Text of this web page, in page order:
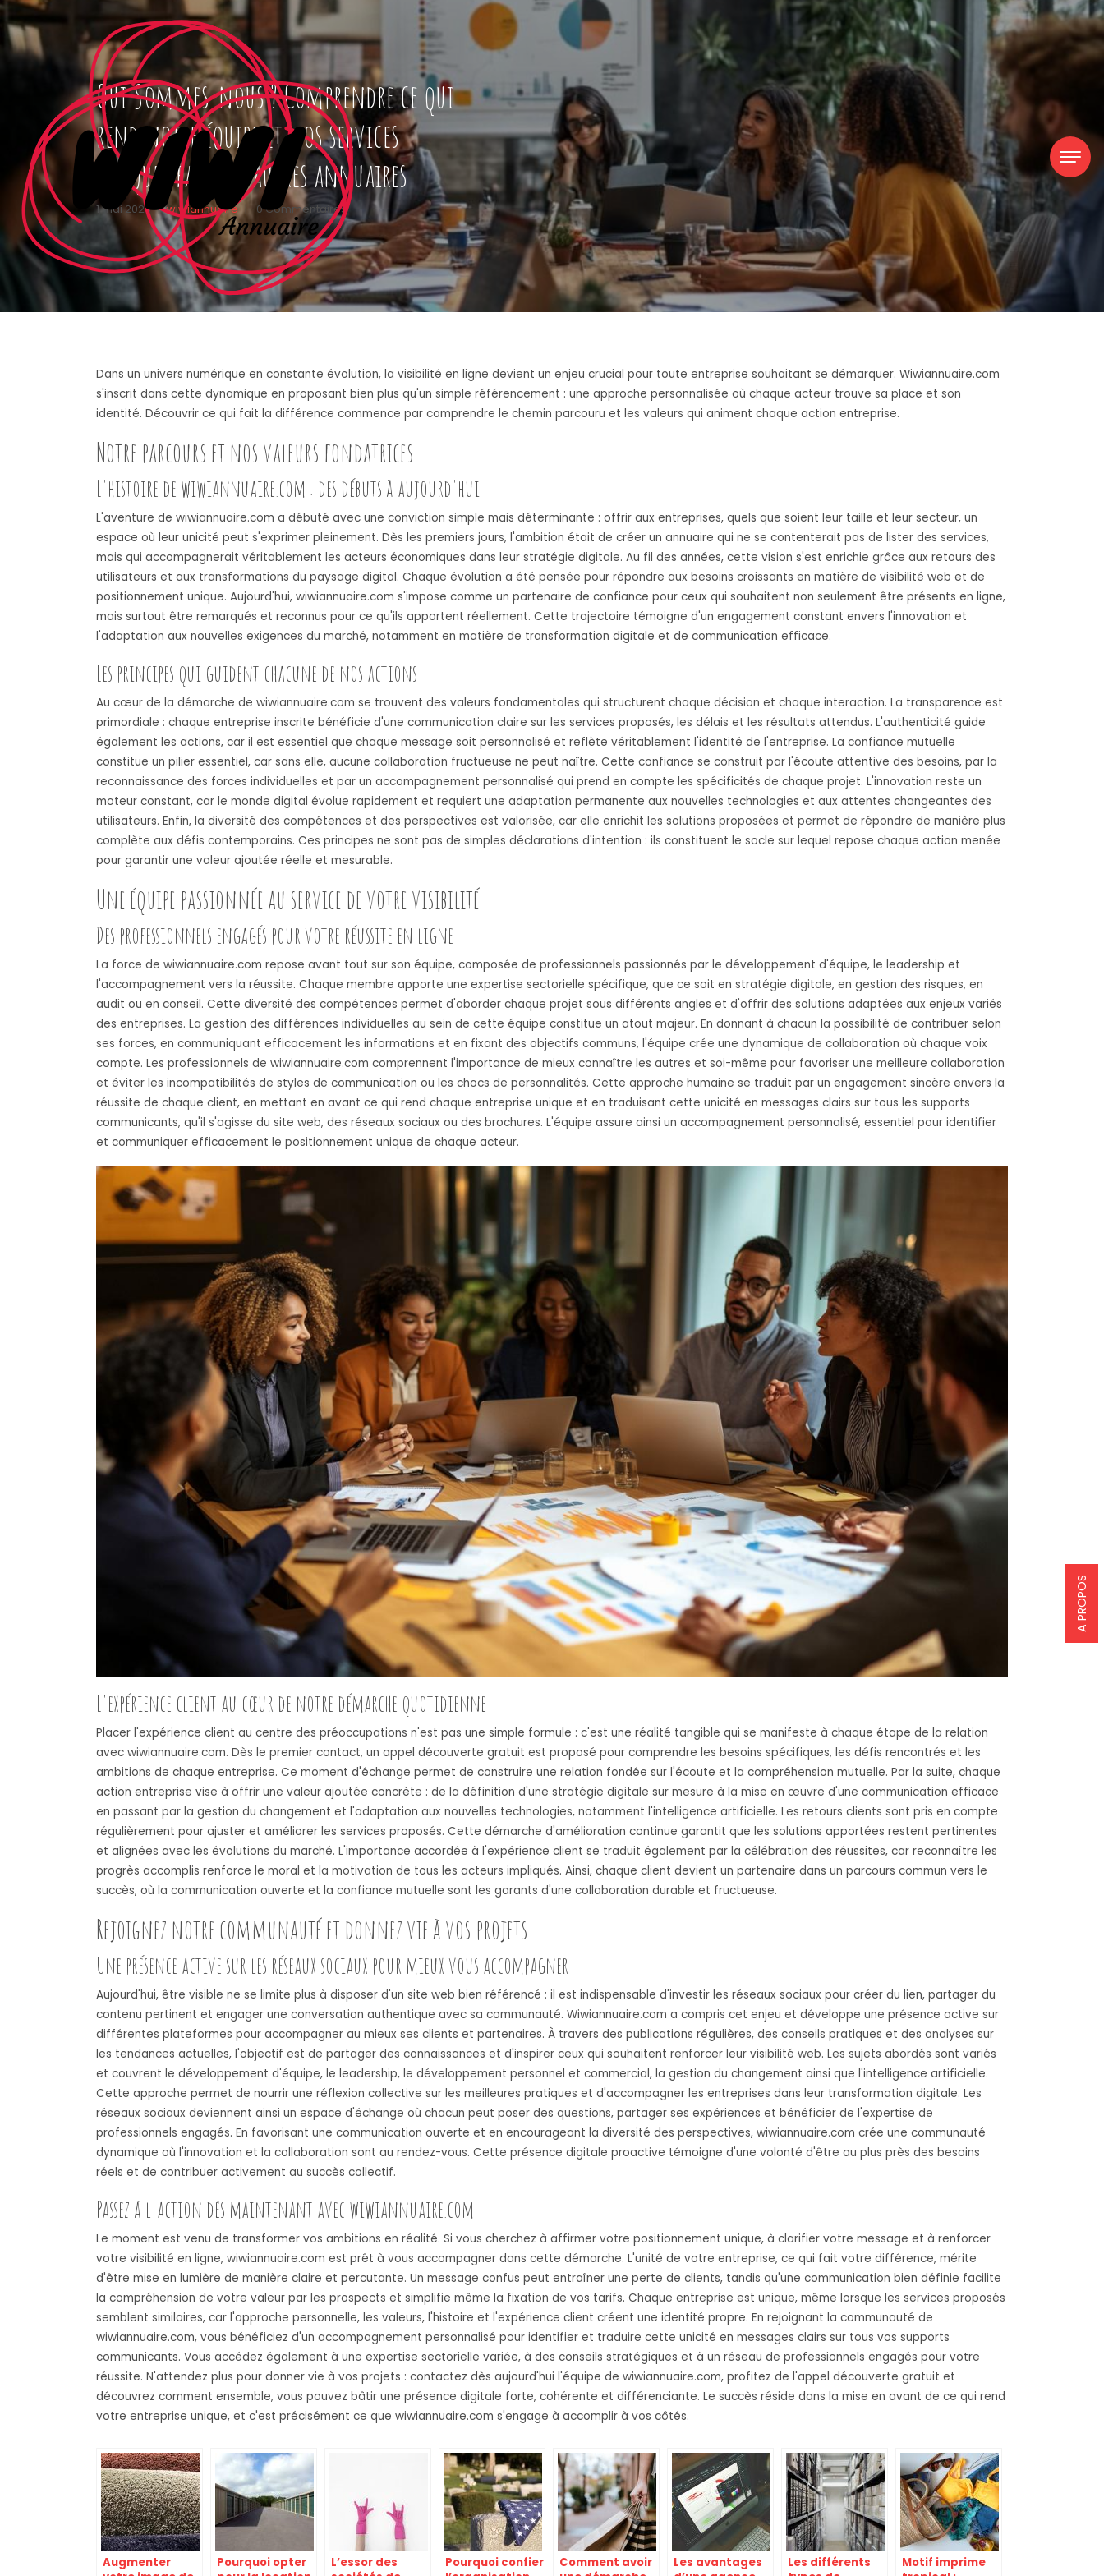
Qui Sommes-nous ? Comprendre ce qui
rend notre équipe et nos services
uniques face aux autres annuaires
1 mai 2026 | wiwiannuaire 0 Commentaires
A PROPOS
Dans un univers numérique en constante évolution, la visibilité en ligne devient un enjeu crucial pour toute entreprise souhaitant se démarquer. Wiwiannuaire.com
s'inscrit dans cette dynamique en proposant bien plus qu'un simple référencement : une approche personnalisée où chaque acteur trouve sa place et son
identité. Découvrir ce qui fait la différence commence par comprendre le chemin parcouru et les valeurs qui animent chaque action entreprise.
Notre parcours et nos valeurs fondatrices
L'histoire de wiwiannuaire.com : des débuts à aujourd'hui
L'aventure de wiwiannuaire.com a débuté avec une conviction simple mais déterminante : offrir aux entreprises, quels que soient leur taille et leur secteur, un
espace où leur unicité peut s'exprimer pleinement. Dès les premiers jours, l'ambition était de créer un annuaire qui ne se contenterait pas de lister des services,
mais qui accompagnerait véritablement les acteurs économiques dans leur stratégie digitale. Au fil des années, cette vision s'est enrichie grâce aux retours des
utilisateurs et aux transformations du paysage digital. Chaque évolution a été pensée pour répondre aux besoins croissants en matière de visibilité web et de
positionnement unique. Aujourd'hui, wiwiannuaire.com s'impose comme un partenaire de confiance pour ceux qui souhaitent non seulement être présents en ligne,
mais surtout être remarqués et reconnus pour ce qu'ils apportent réellement. Cette trajectoire témoigne d'un engagement constant envers l'innovation et
l'adaptation aux nouvelles exigences du marché, notamment en matière de transformation digitale et de communication efficace.
Les principes qui guident chacune de nos actions
Au cœur de la démarche de wiwiannuaire.com se trouvent des valeurs fondamentales qui structurent chaque décision et chaque interaction. La transparence est
primordiale : chaque entreprise inscrite bénéficie d'une communication claire sur les services proposés, les délais et les résultats attendus. L'authenticité guide
également les actions, car il est essentiel que chaque message soit personnalisé et reflète véritablement l'identité de l'entreprise. La confiance mutuelle
constitue un pilier essentiel, car sans elle, aucune collaboration fructueuse ne peut naître. Cette confiance se construit par l'écoute attentive des besoins, par la
reconnaissance des forces individuelles et par un accompagnement personnalisé qui prend en compte les spécificités de chaque projet. L'innovation reste un
moteur constant, car le monde digital évolue rapidement et requiert une adaptation permanente aux nouvelles technologies et aux attentes changeantes des
utilisateurs. Enfin, la diversité des compétences et des perspectives est valorisée, car elle enrichit les solutions proposées et permet de répondre de manière plus
complète aux défis contemporains. Ces principes ne sont pas de simples déclarations d'intention : ils constituent le socle sur lequel repose chaque action menée
pour garantir une valeur ajoutée réelle et mesurable.
Une équipe passionnée au service de votre visibilité
Des professionnels engagés pour votre réussite en ligne
La force de wiwiannuaire.com repose avant tout sur son équipe, composée de professionnels passionnés par le développement d'équipe, le leadership et
l'accompagnement vers la réussite. Chaque membre apporte une expertise sectorielle spécifique, que ce soit en stratégie digitale, en gestion des risques, en
audit ou en conseil. Cette diversité des compétences permet d'aborder chaque projet sous différents angles et d'offrir des solutions adaptées aux enjeux variés
des entreprises. La gestion des différences individuelles au sein de cette équipe constitue un atout majeur. En donnant à chacun la possibilité de contribuer selon
ses forces, en communiquant efficacement les informations et en fixant des objectifs communs, l'équipe crée une dynamique de collaboration où chaque voix
compte. Les professionnels de wiwiannuaire.com comprennent l'importance de mieux connaître les autres et soi-même pour favoriser une meilleure collaboration
et éviter les incompatibilités de styles de communication ou les chocs de personnalités. Cette approche humaine se traduit par un engagement sincère envers la
réussite de chaque client, en mettant en avant ce qui rend chaque entreprise unique et en traduisant cette unicité en messages clairs sur tous les supports
communicants, qu'il s'agisse du site web, des réseaux sociaux ou des brochures. L'équipe assure ainsi un accompagnement personnalisé, essentiel pour identifier
et communiquer efficacement le positionnement unique de chaque acteur.
L'expérience client au cœur de notre démarche quotidienne
Placer l'expérience client au centre des préoccupations n'est pas une simple formule : c'est une réalité tangible qui se manifeste à chaque étape de la relation
avec wiwiannuaire.com. Dès le premier contact, un appel découverte gratuit est proposé pour comprendre les besoins spécifiques, les défis rencontrés et les
ambitions de chaque entreprise. Ce moment d'échange permet de construire une relation fondée sur l'écoute et la compréhension mutuelle. Par la suite, chaque
action entreprise vise à offrir une valeur ajoutée concrète : de la définition d'une stratégie digitale sur mesure à la mise en œuvre d'une communication efficace
en passant par la gestion du changement et l'adaptation aux nouvelles technologies, notamment l'intelligence artificielle. Les retours clients sont pris en compte
régulièrement pour ajuster et améliorer les services proposés. Cette démarche d'amélioration continue garantit que les solutions apportées restent pertinentes
et alignées avec les évolutions du marché. L'importance accordée à l'expérience client se traduit également par la célébration des réussites, car reconnaître les
progrès accomplis renforce le moral et la motivation de tous les acteurs impliqués. Ainsi, chaque client devient un partenaire dans un parcours commun vers le
succès, où la communication ouverte et la confiance mutuelle sont les garants d'une collaboration durable et fructueuse.
Rejoignez notre communauté et donnez vie à vos projets
Une présence active sur les réseaux sociaux pour mieux vous accompagner
Aujourd'hui, être visible ne se limite plus à disposer d'un site web bien référencé : il est indispensable d'investir les réseaux sociaux pour créer du lien, partager du
contenu pertinent et engager une conversation authentique avec sa communauté. Wiwiannuaire.com a compris cet enjeu et développe une présence active sur
différentes plateformes pour accompagner au mieux ses clients et partenaires. À travers des publications régulières, des conseils pratiques et des analyses sur
les tendances actuelles, l'objectif est de partager des connaissances et d'inspirer ceux qui souhaitent renforcer leur visibilité web. Les sujets abordés sont variés
et couvrent le développement d'équipe, le leadership, le développement personnel et commercial, la gestion du changement ainsi que l'intelligence artificielle.
Cette approche permet de nourrir une réflexion collective sur les meilleures pratiques et d'accompagner les entreprises dans leur transformation digitale. Les
réseaux sociaux deviennent ainsi un espace d'échange où chacun peut poser des questions, partager ses expériences et bénéficier de l'expertise de
professionnels engagés. En favorisant une communication ouverte et en encourageant la diversité des perspectives, wiwiannuaire.com crée une communauté
dynamique où l'innovation et la collaboration sont au rendez-vous. Cette présence digitale proactive témoigne d'une volonté d'être au plus près des besoins
réels et de contribuer activement au succès collectif.
Passez à l'action dès maintenant avec wiwiannuaire.com
Le moment est venu de transformer vos ambitions en réalité. Si vous cherchez à affirmer votre positionnement unique, à clarifier votre message et à renforcer
votre visibilité en ligne, wiwiannuaire.com est prêt à vous accompagner dans cette démarche. L'unité de votre entreprise, ce qui fait votre différence, mérite
d'être mise en lumière de manière claire et percutante. Un message confus peut entraîner une perte de clients, tandis qu'une communication bien définie facilite
la compréhension de votre valeur par les prospects et simplifie même la fixation de vos tarifs. Chaque entreprise est unique, même lorsque les services proposés
semblent similaires, car l'approche personnelle, les valeurs, l'histoire et l'expérience client créent une identité propre. En rejoignant la communauté de
wiwiannuaire.com, vous bénéficiez d'un accompagnement personnalisé pour identifier et traduire cette unicité en messages clairs sur tous vos supports
communicants. Vous accédez également à une expertise sectorielle variée, à des conseils stratégiques et à un réseau de professionnels engagés pour votre
réussite. N'attendez plus pour donner vie à vos projets : contactez dès aujourd'hui l'équipe de wiwiannuaire.com, profitez de l'appel découverte gratuit et
découvrez comment ensemble, vous pouvez bâtir une présence digitale forte, cohérente et différenciante. Le succès réside dans la mise en avant de ce qui rend
votre entreprise unique, et c'est précisément ce que wiwiannuaire.com s'engage à accomplir à vos côtés.
Augmenter
Pourquoi opter
L’essor des
Pourquoi confier
Comment avoir
Les avantages
Les différents
Motif imprime